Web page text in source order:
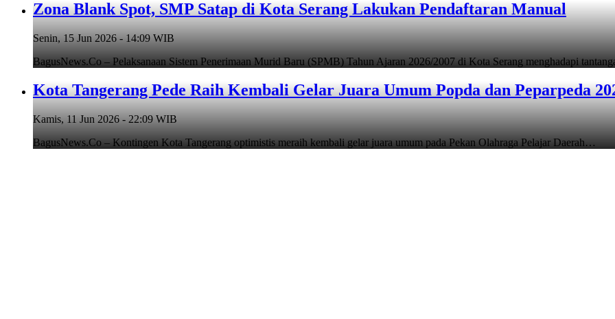
Zona Blank Spot, SMP Satap di Kota Serang Lakukan Pendaftaran Manual
Senin, 15 Jun 2026 - 14:09 WIB
BagusNews.Co – Pelaksanaan Sistem Penerimaan Murid Baru (SPMB) Tahun Ajaran 2026/2007 di Kota Serang menghadapi
Kota Tangerang Pede Raih Kembali Gelar Juara Umum Popda dan Peparpeda
Kamis, 11 Jun 2026 - 22:09 WIB
BagusNews.Co – Kontingen Kota Tangerang optimistis meraih kembali gelar juara umum pada Pekan Olahraga Pelajar Daerah…